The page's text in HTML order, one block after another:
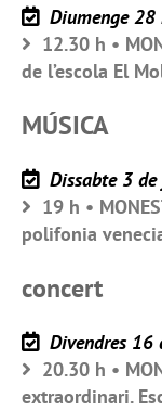
Diumenge 28
12.30 h •
de l’escola El
MÚSICA
Dissabte 3
19 h •
polifonia
concert
Divendres 16
20.30 h •
extraordinari.